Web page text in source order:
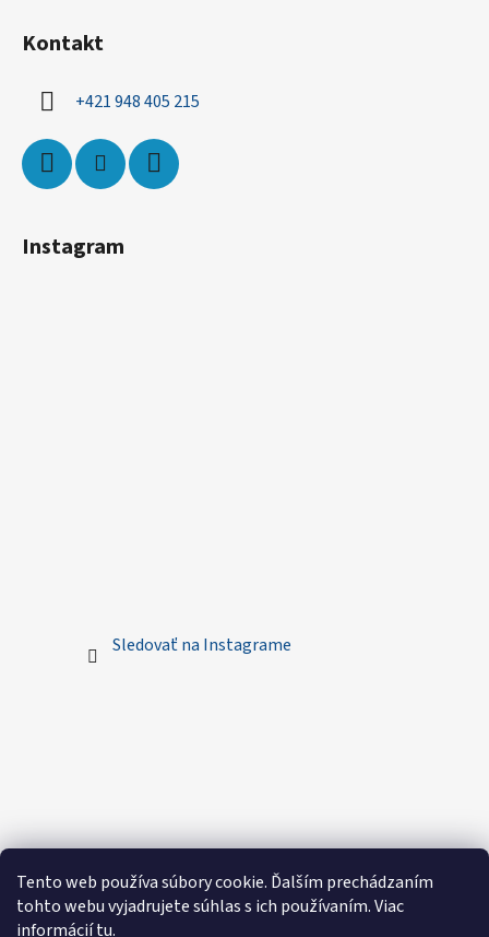
Tento web používa súbory cookie. Ďalším prechádzaním
tohto webu vyjadrujete súhlas s ich používaním. Viac
informáciítu.
Kontakt
+421 948 405 215
Instagram
Sledovať na Instagrame